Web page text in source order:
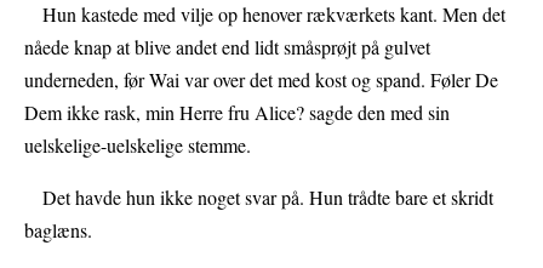
Hun kastede med vilje op henover rækværkets kant. Men det
nåede knap at blive andet end lidt småsprøjt på gulvet
underneden, før Wai var over det med kost og spand. Føler De
Dem ikke rask, min Herre fru Alice? sagde den med sin
uelskelige-uelskelige stemme.
Det havde hun ikke noget svar på. Hun trådte bare et skridt
baglæns.